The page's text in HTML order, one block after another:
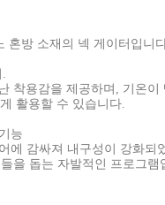
혼방 소재의 넥 게이터입니
착용감을 제공하며, 기온
활용할 수 있습니다.
능
에 감싸져 내구성이 강화되
을 돕는 자발적인 프로